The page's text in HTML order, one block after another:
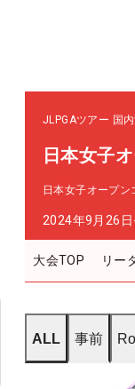
JLPGAツアー 国
日本女子
日本女子オープン
2024年9月26
大会TOP リー
ALL 事前